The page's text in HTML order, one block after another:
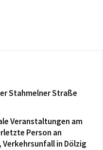
Stahmelner Straße
Veranstaltungen am
Person an
in Dölzig